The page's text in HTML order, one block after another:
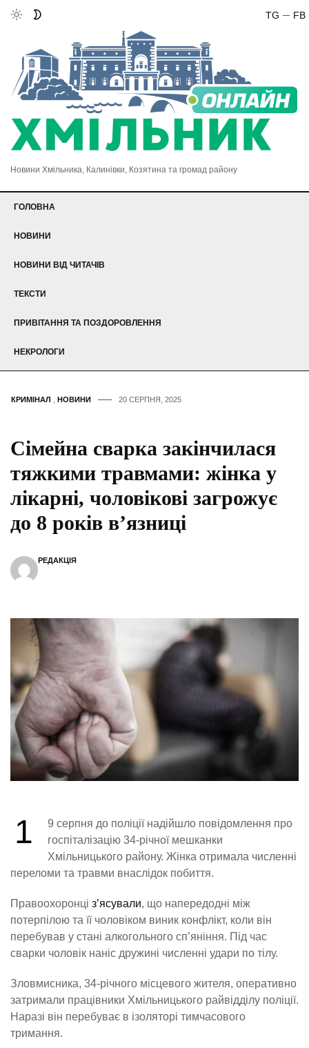
FB
TG
Новини Хмільника, Калинівки, Козятина та громад району
ГОЛОВНА
НОВИНИ
НОВИНИ ВІД ЧИТАЧІВ
ТЕКСТИ
ПРИВІТАННЯ ТА ПОЗДОРОВЛЕННЯ
НЕКРОЛОГИ
КРИМІНАЛ НОВИНИ 20 СЕРПНЯ, 2025
Сімейна сварка закінчилася
тяжкими травмами: жінка у
лікарні, чоловікові загрожує
до 8 років в’язниці
РЕДАКЦІЯ
1
9 серпня до поліції надійшло повідомлення про
госпіталізацію 34-річної мешканки
Хмільницького району. Жінка отримала численні
переломи та травми внаслідок побиття.
Правоохоронці з’ясували, що напередодні між
потерпілою та її чоловіком виник конфлікт, коли він
перебував у стані алкогольного сп’яніння. Під час
сварки чоловік наніс дружині численні удари по тілу.
Зловмисника, 34-річного місцевого жителя, оперативно
затримали працівники Хмільницького райвідділу поліції.
Наразі він перебуває в ізоляторі тимчасового
тримання.